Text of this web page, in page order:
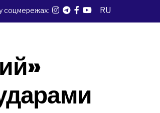
соцмережах: RU